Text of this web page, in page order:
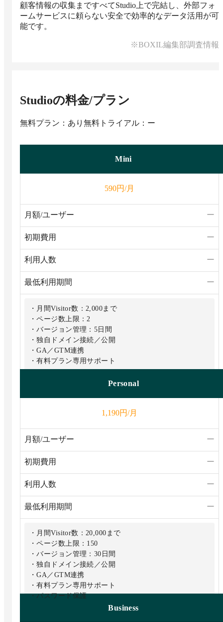
顧客情報の収集まですべてStudio上で完結し、外部フォ
ームサービスに頼らない安全で効率的なデータ活用が可
能です。
※BOXIL編集部調査情報
Studioの料金/プラン
無料プラン：あり 無料トライアル：ー
Mini
590円/月
月額/ユーザー ー
初期費用 ー
利用人数 ー
最低利用期間 ー
・月間Visitor数：2,000まで
・ページ数上限：2
・バージョン管理：5日間
・独自ドメイン接続／公開
・GA／GTM連携
・有料プラン専用サポート
Personal
1,190円/月
月額/ユーザー ー
初期費用 ー
利用人数 ー
最低利用期間 ー
・月間Visitor数：20,000まで
・ページ数上限：150
・バージョン管理：30日間
・独自ドメイン接続／公開
・GA／GTM連携
・有料プラン専用サポート
・パスワード保護
Business